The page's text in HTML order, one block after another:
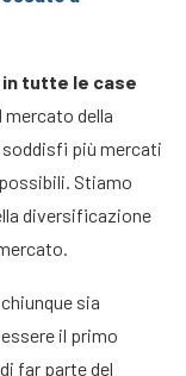
tutte le case
mercato della
soddisfi più mercati
Stiamo
diversificazione
sia
il primo
far parte del